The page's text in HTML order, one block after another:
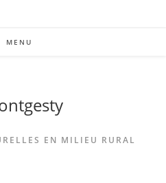
MENU
EN MILIEU RURAL